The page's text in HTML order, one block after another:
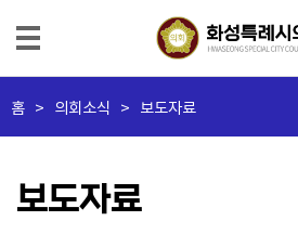
본문으로 바로가기
메인메뉴 바로가기
의
회
개
홈 > 의회소식 > 보도자료
보도자료